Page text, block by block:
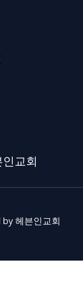
교회
헤븐인교회